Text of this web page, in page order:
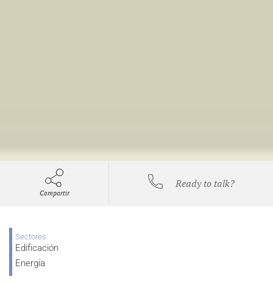
Compartir
Ready to talk?
Sectores
Edificación
Energía